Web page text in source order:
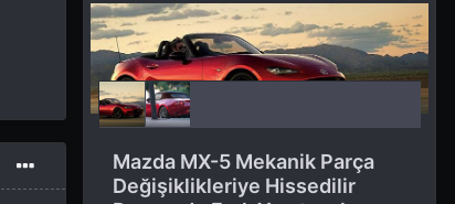
Mazda MX-5 Mekanik Parça
Değişiklikleriye Hissedilir